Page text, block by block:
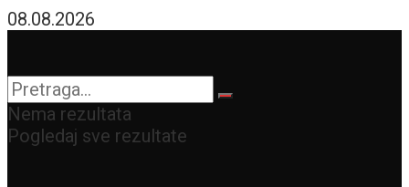
– Nije pitanje života i
smrti, ali hoću
maksimum!
08.08.2026
Nema rezultata
Pogledaj sve rezultate